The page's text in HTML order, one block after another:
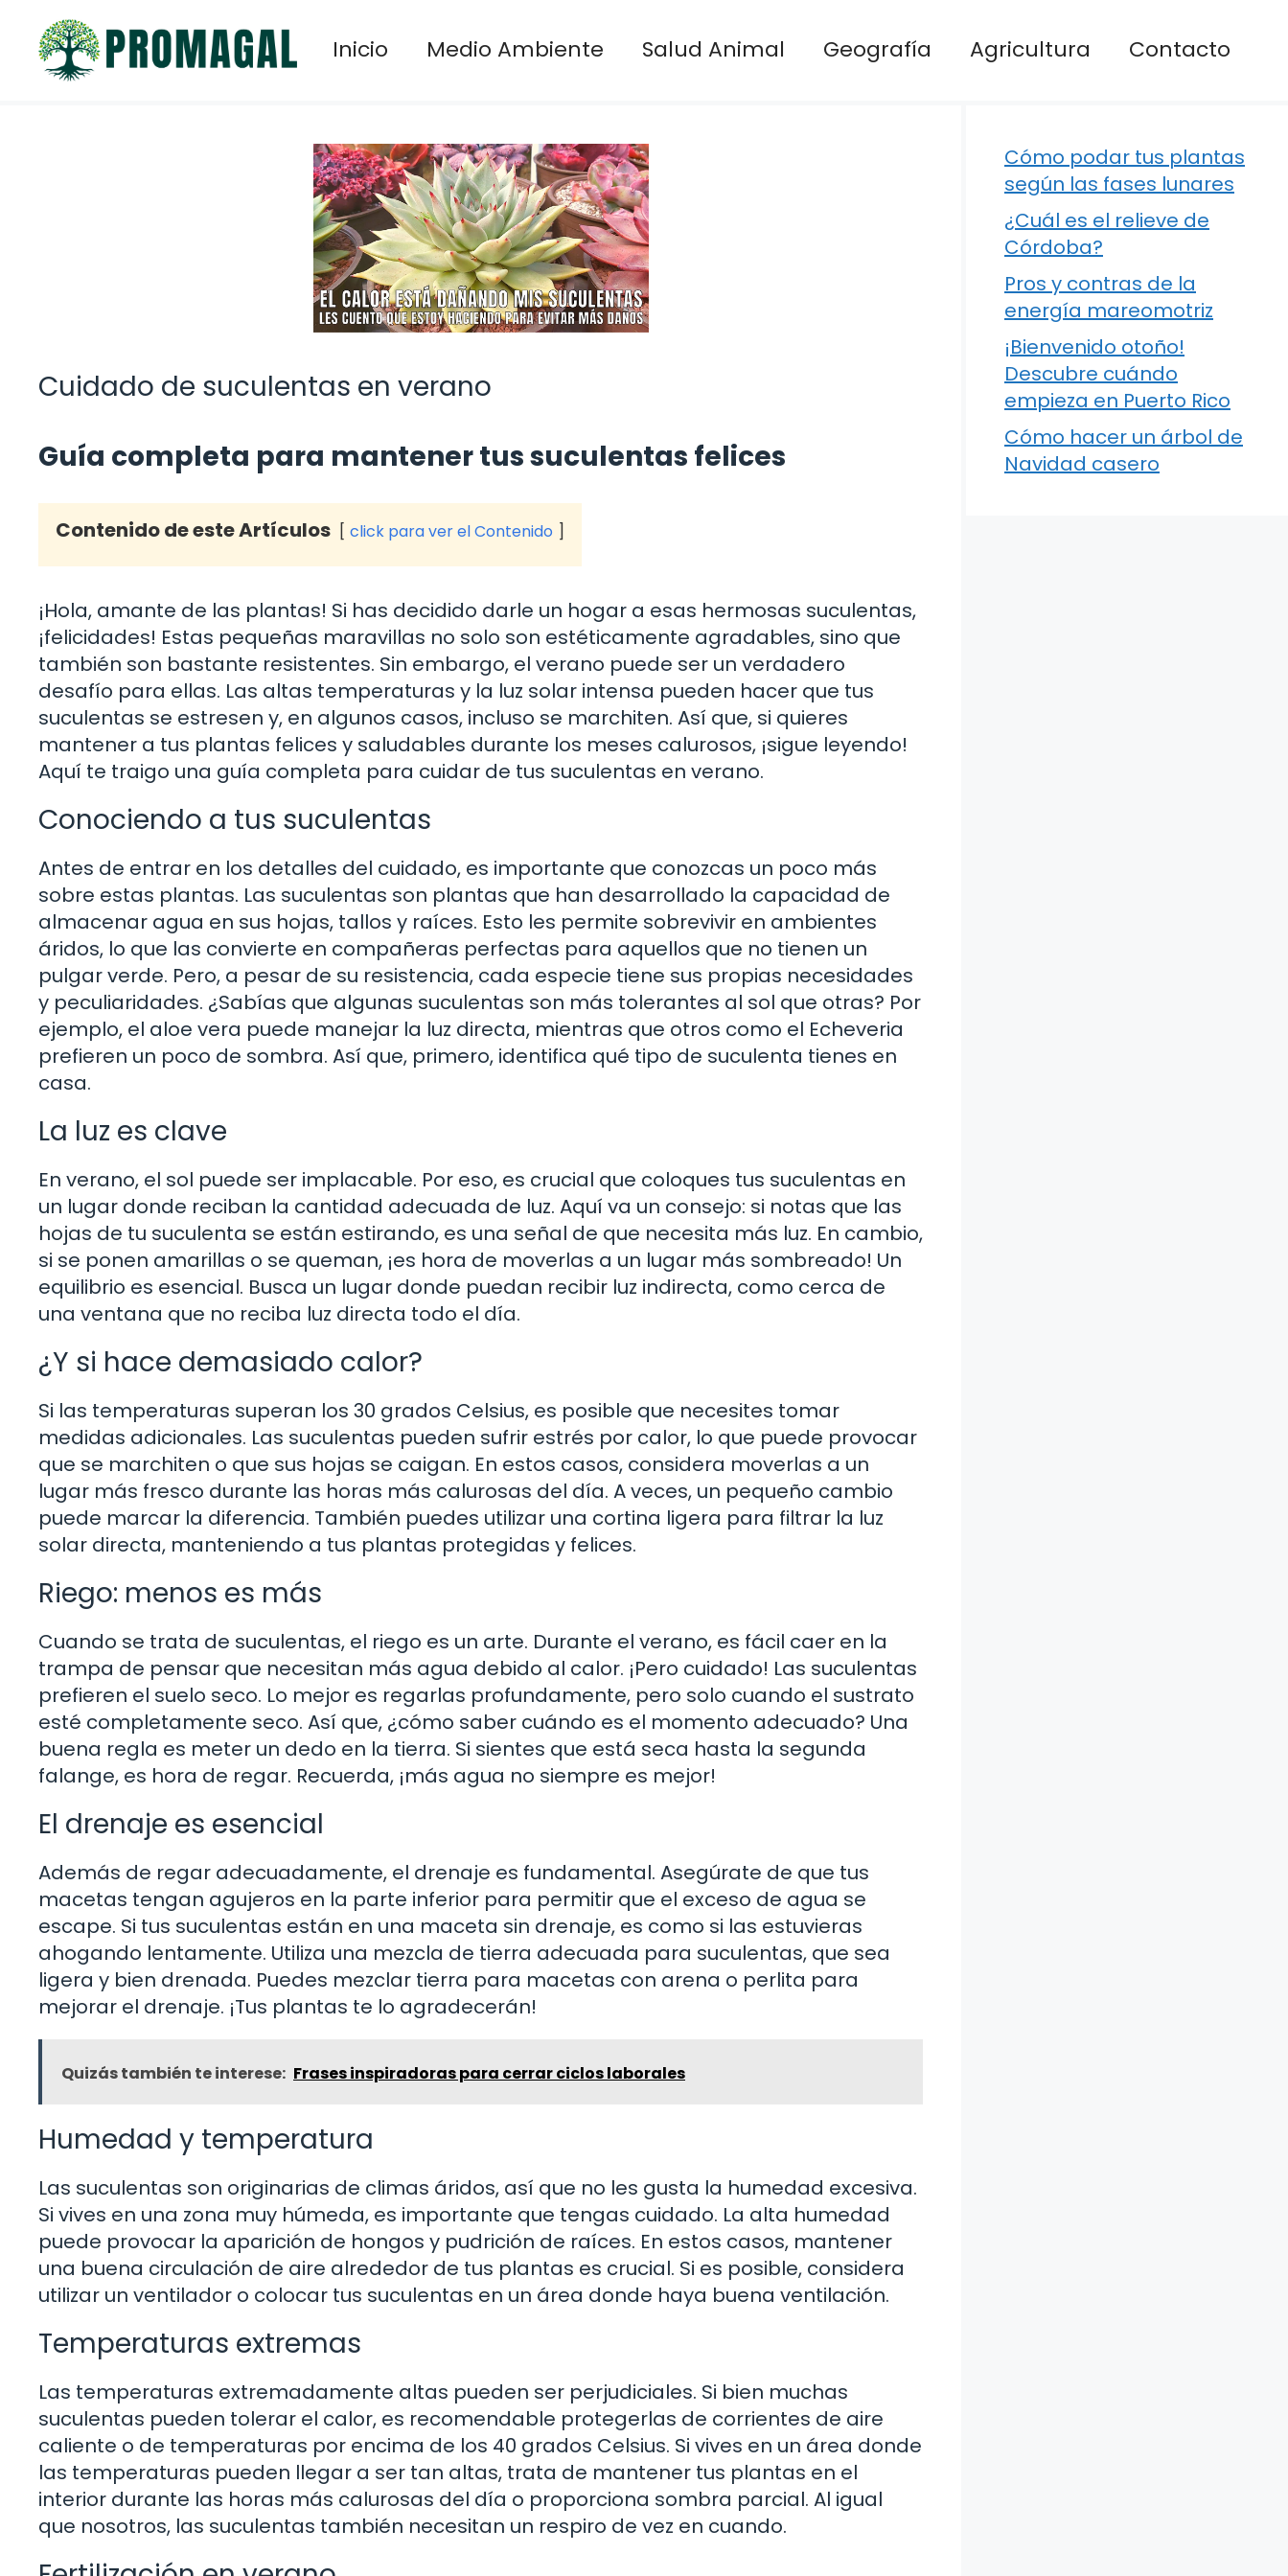
contenido
Inicio Medio Ambiente Salud Animal Geografía Agricultura Contacto
Cuidado de suculentas en verano
Guía completa para mantener tus suculentas felices
Contenido de este Artículos click para ver el Contenido
¡Hola, amante de las plantas! Si has decidido darle un hogar a esas hermosas suculentas,
¡felicidades! Estas pequeñas maravillas no solo son estéticamente agradables, sino que
también son bastante resistentes. Sin embargo, el verano puede ser un verdadero
desafío para ellas. Las altas temperaturas y la luz solar intensa pueden hacer que tus
suculentas se estresen y, en algunos casos, incluso se marchiten. Así que, si quieres
mantener a tus plantas felices y saludables durante los meses calurosos, ¡sigue leyendo!
Aquí te traigo una guía completa para cuidar de tus suculentas en verano.
Conociendo a tus suculentas
Antes de entrar en los detalles del cuidado, es importante que conozcas un poco más
sobre estas plantas. Las suculentas son plantas que han desarrollado la capacidad de
almacenar agua en sus hojas, tallos y raíces. Esto les permite sobrevivir en ambientes
áridos, lo que las convierte en compañeras perfectas para aquellos que no tienen un
pulgar verde. Pero, a pesar de su resistencia, cada especie tiene sus propias necesidades
y peculiaridades. ¿Sabías que algunas suculentas son más tolerantes al sol que otras? Por
ejemplo, el aloe vera puede manejar la luz directa, mientras que otros como el Echeveria
prefieren un poco de sombra. Así que, primero, identifica qué tipo de suculenta tienes en
casa.
La luz es clave
En verano, el sol puede ser implacable. Por eso, es crucial que coloques tus suculentas en
un lugar donde reciban la cantidad adecuada de luz. Aquí va un consejo: si notas que las
hojas de tu suculenta se están estirando, es una señal de que necesita más luz. En cambio,
si se ponen amarillas o se queman, ¡es hora de moverlas a un lugar más sombreado! Un
equilibrio es esencial. Busca un lugar donde puedan recibir luz indirecta, como cerca de
una ventana que no reciba luz directa todo el día.
¿Y si hace demasiado calor?
Si las temperaturas superan los 30 grados Celsius, es posible que necesites tomar
medidas adicionales. Las suculentas pueden sufrir estrés por calor, lo que puede provocar
que se marchiten o que sus hojas se caigan. En estos casos, considera moverlas a un
lugar más fresco durante las horas más calurosas del día. A veces, un pequeño cambio
puede marcar la diferencia. También puedes utilizar una cortina ligera para filtrar la luz
solar directa, manteniendo a tus plantas protegidas y felices.
Riego: menos es más
Cuando se trata de suculentas, el riego es un arte. Durante el verano, es fácil caer en la
trampa de pensar que necesitan más agua debido al calor. ¡Pero cuidado! Las suculentas
prefieren el suelo seco. Lo mejor es regarlas profundamente, pero solo cuando el sustrato
esté completamente seco. Así que, ¿cómo saber cuándo es el momento adecuado? Una
buena regla es meter un dedo en la tierra. Si sientes que está seca hasta la segunda
falange, es hora de regar. Recuerda, ¡más agua no siempre es mejor!
El drenaje es esencial
Además de regar adecuadamente, el drenaje es fundamental. Asegúrate de que tus
macetas tengan agujeros en la parte inferior para permitir que el exceso de agua se
escape. Si tus suculentas están en una maceta sin drenaje, es como si las estuvieras
ahogando lentamente. Utiliza una mezcla de tierra adecuada para suculentas, que sea
ligera y bien drenada. Puedes mezclar tierra para macetas con arena o perlita para
mejorar el drenaje. ¡Tus plantas te lo agradecerán!
Quizás también te interese: Frases inspiradoras para cerrar ciclos laborales
Humedad y temperatura
Las suculentas son originarias de climas áridos, así que no les gusta la humedad excesiva.
Si vives en una zona muy húmeda, es importante que tengas cuidado. La alta humedad
puede provocar la aparición de hongos y pudrición de raíces. En estos casos, mantener
una buena circulación de aire alrededor de tus plantas es crucial. Si es posible, considera
utilizar un ventilador o colocar tus suculentas en un área donde haya buena ventilación.
Temperaturas extremas
Las temperaturas extremadamente altas pueden ser perjudiciales. Si bien muchas
suculentas pueden tolerar el calor, es recomendable protegerlas de corrientes de aire
caliente o de temperaturas por encima de los 40 grados Celsius. Si vives en un área donde
las temperaturas pueden llegar a ser tan altas, trata de mantener tus plantas en el
interior durante las horas más calurosas del día o proporciona sombra parcial. Al igual
que nosotros, las suculentas también necesitan un respiro de vez en cuando.
Cómo podar tus plantas
según las fases lunares
¿Cuál es el relieve de
Córdoba?
Pros y contras de la
energía mareomotriz
¡Bienvenido otoño!
Descubre cuándo
empieza en Puerto Rico
Cómo hacer un árbol de
Navidad casero